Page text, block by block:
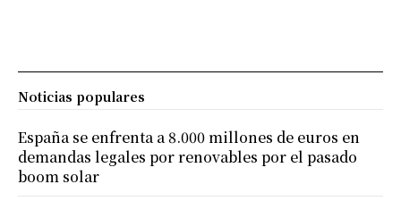
Noticias populares
España se enfrenta a 8.000 millones de euros en
demandas legales por renovables por el pasado
boom solar